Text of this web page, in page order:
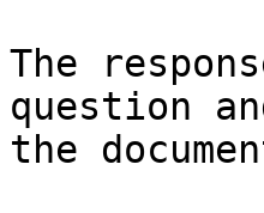
The
question
the